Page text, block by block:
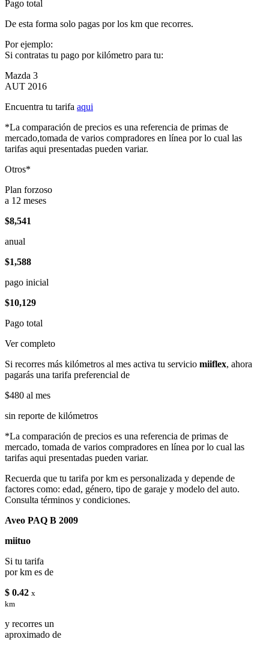
Pago total
De esta forma solo pagas por los km que recorres.
Por ejemplo:
Si contratas tu pago por kilómetro para tu:
Mazda 3
AUT 2016
Encuentra tu tarifa aqui
*La comparación de precios es una referencia de primas de
mercado,tomada de varios compradores en línea por lo cual las
tarifas aqui presentadas pueden variar.
Otros*
Plan forzoso
a 12 meses
$8,541
anual
$1,588
pago inicial
$10,129
Pago total
Ver completo
Si recorres más kilómetros al mes activa tu servicio miiflex, ahora
pagarás una tarifa preferencial de
$480 al mes
sin reporte de kilómetros
*La comparación de precios es una referencia de primas de
mercado, tomada de varios compradores en línea por lo cual las
tarifas aqui presentadas pueden variar.
Recuerda que tu tarifa por km es personalizada y depende de
factores como: edad, género, tipo de garaje y modelo del auto.
Consulta términos y condiciones.
Aveo PAQ B 2009
miituo
Si tu tarifa
por km es de
$ 0.42 x
km
y recorres un
aproximado de